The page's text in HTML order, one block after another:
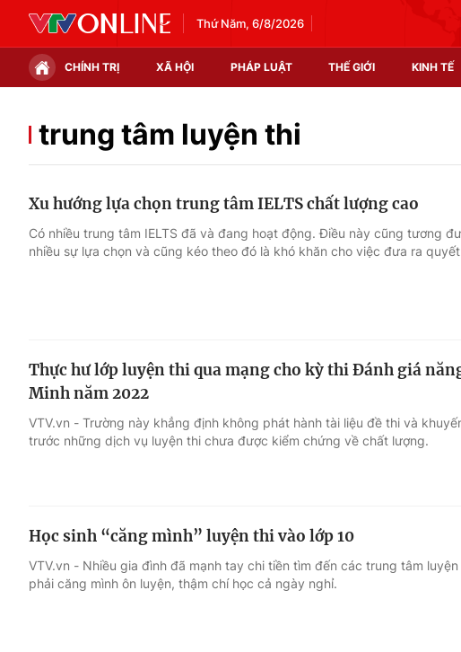
Thứ Năm, 6/8/2026
CHÍNH TRỊ XÃ HỘI PHÁP LUẬT THẾ GIỚI KINH TẾ
Xã hội
Thế giới đó đây
Thị trường
Điện ảnh
Âm nhạc
Sao
Du lịch
Làm đẹp
Chất lượng cuộc sống
trung tâm luyện thi
Xu hướng lựa chọn trung tâm IELTS chất lượng cao
Có nhiều trung tâm IELTS đã và đang hoạt động. Điều này cũng tương
nhiều sự lựa chọn và cũng kéo theo đó là khó khăn cho việc đưa ra
Thực hư lớp luyện thi qua mạng cho kỳ thi Đánh giá
Minh năm 2022
VTV.vn - Trường này khẳng định không phát hành tài liệu đề thi và
trước những dịch vụ luyện thi chưa được kiểm chứng về chất lượng.
Học sinh “căng mình” luyện thi vào lớp 10
VTV.vn - Nhiều gia đình đã mạnh tay chi tiền tìm đến các trung tâm
phải căng mình ôn luyện, thậm chí học cả ngày nghỉ.